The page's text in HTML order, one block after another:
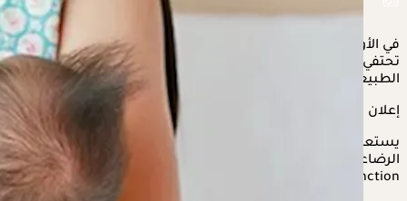
في الأول من أغسطس حتى السابع من نفس الشهر كل عام،
تحتفي المنظمات الصحية حول العالم بالأسبوع العالمي للرضاعة
الطبيعية، لتوعية الأمهات بفوائدها وأبرز النصائح لتعزيزها.
إعلان
يستعرض "الكونسلتو" في التقرير التالي، أفضل البذور لتعزيز
الرضاعة الطبيعية، وفقًا لمواقع "NDTV" و"Healtline" و"Mom
Junction".